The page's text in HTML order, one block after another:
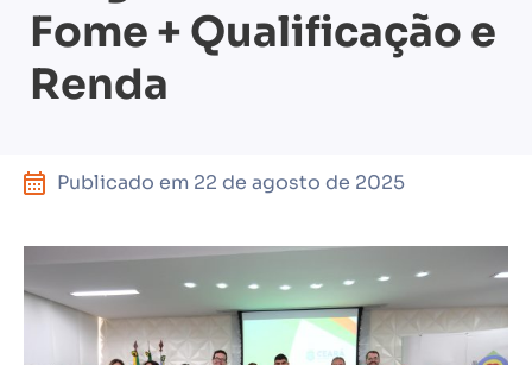
Fome + Qualificação e
Renda
Publicado em 22 de agosto de 2025